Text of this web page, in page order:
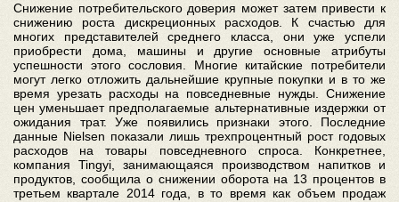
Снижение потребительского доверия может затем привести к
снижению роста дискреционных расходов. К счастью для
многих представителей среднего класса, они уже успели
приобрести дома, машины и другие основные атрибуты
успешности этого сословия. Многие китайские потребители
могут легко отложить дальнейшие крупные покупки и в то же
время урезать расходы на повседневные нужды. Снижение
цен уменьшает предполагаемые альтернативные издержки от
ожидания трат. Уже появились признаки этого. Последние
данные Nielsen показали лишь трехпроцентный рост годовых
расходов на товары повседневного спроса. Конкретнее,
компания Tingyi, занимающаяся производством напитков и
продуктов, сообщила о снижении оборота на 13 процентов в
третьем квартале 2014 года, в то время как объем продаж